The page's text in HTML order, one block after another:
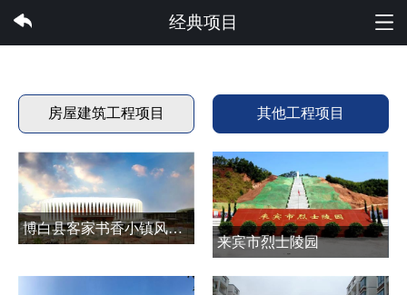
完美集团有限公司
经典项目
房屋建筑工程项目 其他工程项目
博白县客家书香小镇风情商贸城公共基础设施建设项目
来宾市烈士陵园